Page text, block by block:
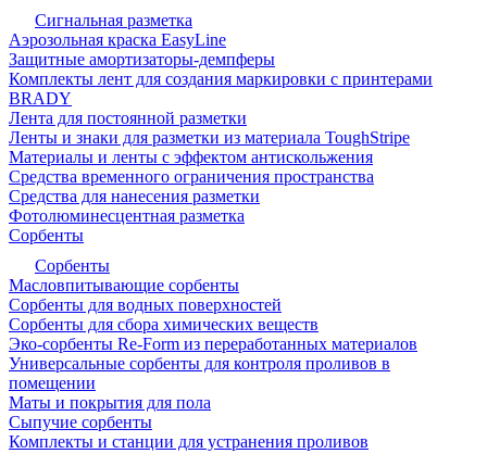
Сигнальная разметка
Аэрозольная краска EasyLine
Защитные амортизаторы-демпферы
Комплекты лент для создания маркировки с принтерами
BRADY
Лента для постоянной разметки
Ленты и знаки для разметки из материала ToughStripe
Материалы и ленты с эффектом антискольжения
Средства временного ограничения пространства
Средства для нанесения разметки
Фотолюминесцентная разметка
Сорбенты
Сорбенты
Масловпитывающие сорбенты
Сорбенты для водных поверхностей
Сорбенты для сбора химических веществ
Эко-сорбенты Re-Form из переработанных материалов
Универсальные сорбенты для контроля проливов в
помещении
Маты и покрытия для пола
Сыпучие сорбенты
Комплекты и станции для устранения проливов